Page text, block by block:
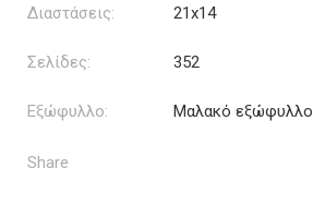
Διαστάσεις: 21x14
Σελίδες: 352
Εξώφυλλο: Μαλακό εξώφυλλο
Share